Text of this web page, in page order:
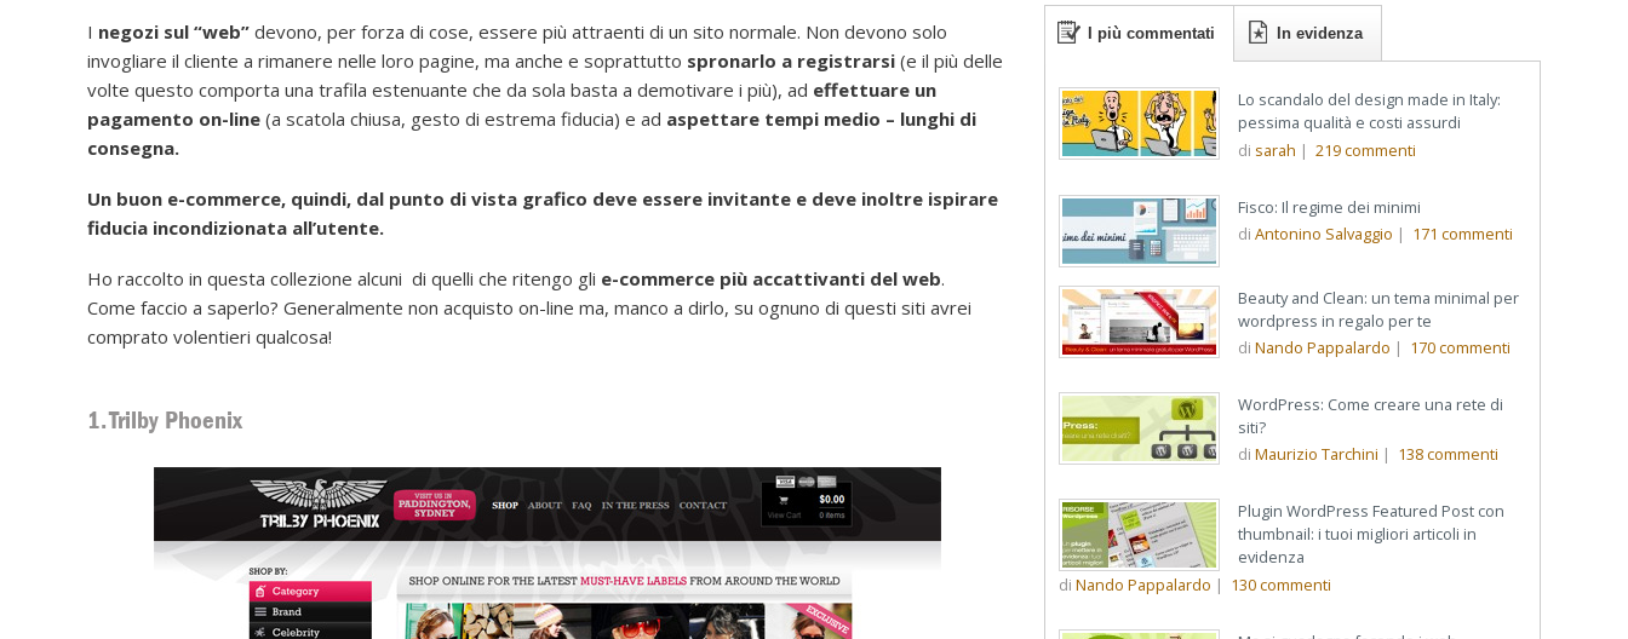
I negozi sul “web” devono, per forza di cose, essere più attraenti di un sito normale. Non devono solo
invogliare il cliente a rimanere nelle loro pagine, ma anche e soprattutto spronarlo a registrarsi (e il più delle
volte questo comporta una trafila estenuante che da sola basta a demotivare i più), ad effettuare un
pagamento on-line (a scatola chiusa, gesto di estrema fiducia) e ad aspettare tempi medio – lunghi di
consegna.
Un buon e-commerce, quindi, dal punto di vista grafico deve essere invitante e deve inoltre ispirare
fiducia incondizionata all’utente.
Ho raccolto in questa collezione alcuni di quelli che ritengo gli e-commerce più accattivanti del web.
Come faccio a saperlo? Generalmente non acquisto on-line ma, manco a dirlo, su ognuno di questi siti avrei
comprato volentieri qualcosa!
1. Trilby Phoenix
I più commentati In evidenza
Lo scandalo del design made in Italy:
pessima qualità e costi assurdi
di sarah | 219commenti
Fisco: Il regime dei minimi
di Antonino Salvaggio | 171 commenti
Beauty and Clean: un tema minimal per
wordpress in regalo per te
di Nando Pappalardo | 170commenti
WordPress: Come creare una rete di
siti?
di Maurizio Tarchini | 138commenti
Plugin WordPress Featured Post con
thumbnail: i tuoi migliori articoli in
evidenza
di Nando Pappalardo | 130commenti